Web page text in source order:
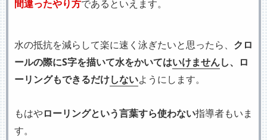
間違ったやり方であるといえます。
水の抵抗を減らして楽に速く泳ぎたいと思ったら、 クロ
ールの際にS字を描いて水をかいてはいけませんし、ロ
ーリングもできるだけしないようにします。
もはやローリングという言葉すら使わない指導者もいま
す。